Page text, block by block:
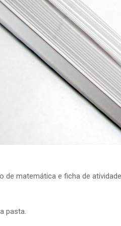
de matemática e ficha de
pasta.